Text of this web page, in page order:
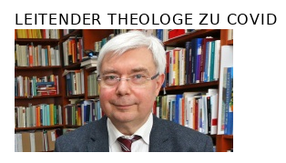
LEITENDER THEOLOGE ZU COVID